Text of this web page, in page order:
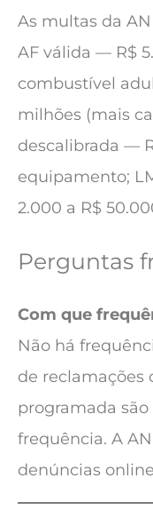
As multas da
AF válida — R$
combustível
milhões (mais
descalibrada —
equipamento;
2.000 a R$
Perguntas
Com que
Não há
de reclamações
programada
frequência. A
denúncias